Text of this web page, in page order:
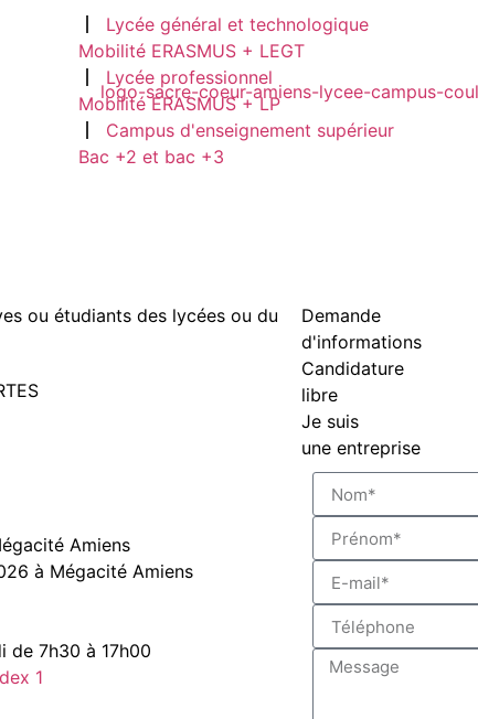
Lycée général et technologique
Mobilité ERASMUS + LEGT
Lycée professionnel
Mobilité ERASMUS + LP
Campus d'enseignement supérieur
Bac +2 et bac +3
ou étudiants des lycées ou du
Amiens
à Mégacité Amiens
de 7h30 à 17h00
1
Demande
d'informations
Candidature
libre
Je suis
une entreprise